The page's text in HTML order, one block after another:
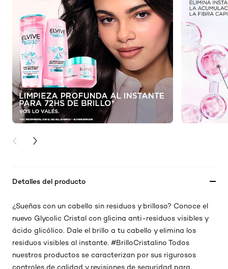
PREVIOUS CARD
NEXT CARD
Detalles del producto
¿Sueñas con un cabello sin residuos y brilloso? Conoce el
nuevo Glycolic Cristal con glicina anti-residuos visibles y
ácido glicólico. Dale el brillo a tu cabello y elimina los
residuos visibles al instante. #BrilloCristalino Todos
nuestros productos se caracterizan por sus rigurosos
controles de calidad y revisiones de seguridad para